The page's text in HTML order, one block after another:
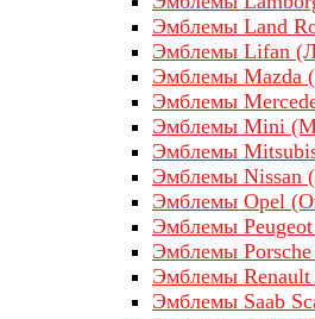
Эмблемы Land
Эмблемы Lifan
Эмблемы Mazda
Эмблемы
Эмблемы Mini
Эмблемы
Эмблемы Nissan
Эмблемы Opel
Эмблемы
Эмблемы
Эмблемы Renault
Эмблемы Saab